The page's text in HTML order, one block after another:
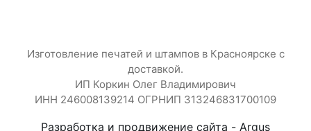
Изготовление печатей и штампов в Красноярске с
доставкой.
ИП Коркин Олег Владимирович
ИНН 246008139214 ОГРНИП 313246831700109
Разработка и продвижение сайта - Argus